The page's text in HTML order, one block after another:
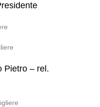
Pietro – rel.